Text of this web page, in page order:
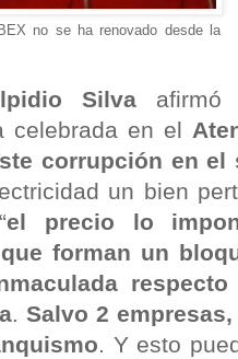
no se ha renovado desde la
Silva afirmó
celebrada en el
corrupción en el
un bien
el precio lo
forman un
. Salvo 2
. Y esto